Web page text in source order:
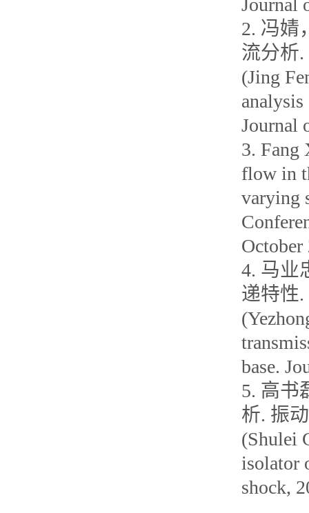
Journal
2. 冯婧
流分析.
(Jing
Journal
3. Fang
flow in
varying
4. 马业
递特性.
base.
5. 高书
析. 振
(Shulei
isolator
shock,